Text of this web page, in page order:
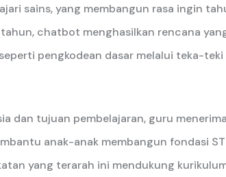
sains, yang membangun rasa ingin
chatbot menghasilkan rencana
pengkodean dasar melalui teka-
dan tujuan pembelajaran, guru
anak-anak membangun fondasi
yang terarah ini mendukung